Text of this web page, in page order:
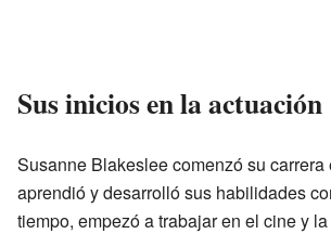
Sus inicios en la actuación
Susanne Blakeslee comenzó su carrera
aprendió y desarrolló sus habilidades
tiempo, empezó a trabajar en el cine y